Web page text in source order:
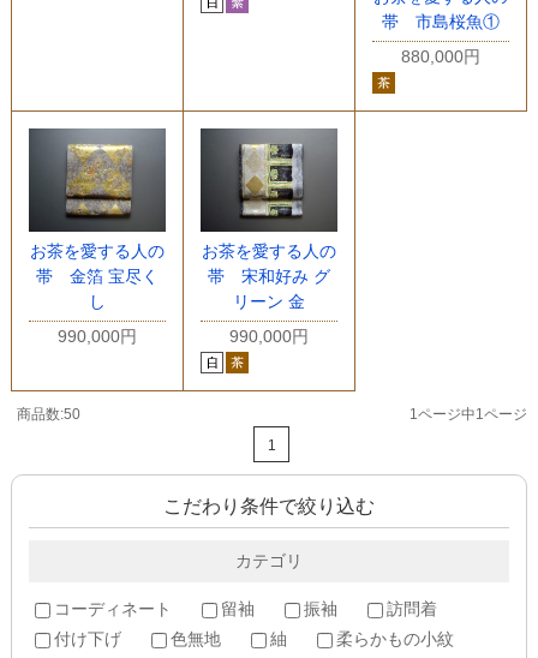
帯 市島桜魚①
880,000円
お茶を愛する人の
帯 金箔 宝尽く
し
990,000円
お茶を愛する人の
帯 宋和好み グ
リーン 金
990,000円
商品数:50
1ページ中1ページ
1
こだわり条件で絞り込む
カテゴリ
コーディネート 留袖 振袖
訪問着
付け下げ
色無地 紬
柔らかもの小紋